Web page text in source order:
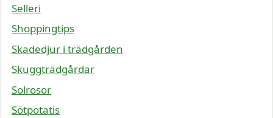
Selleri
Shoppingtips
Skadedjur i trädgården
Skuggträdgårdar
Solrosor
Sötpotatis